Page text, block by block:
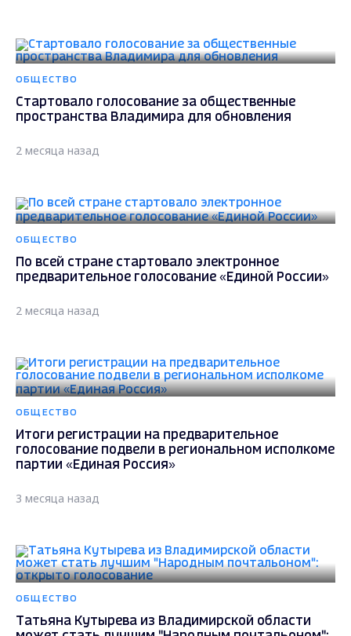
ОБЩЕСТВО
Стартовало голосование за общественные
пространства Владимира для обновления
2 месяца назад
ОБЩЕСТВО
По всей стране стартовало электронное
предварительное голосование «Единой России»
2 месяца назад
ОБЩЕСТВО
Итоги регистрации на предварительное
голосование подвели в региональном исполкоме
партии «Единая Россия»
3 месяца назад
ОБЩЕСТВО
Татьяна Кутырева из Владимирской области